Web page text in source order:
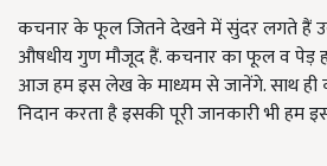
कचनार के फूल जितने देखने में सुंदर लगते हैं
औषधीय गुण मौजूद हैं. कचनार का फूल व पेड़
आज हम इस लेख के माध्यम से जानेंगे. साथ ही
निदान करता है इसकी पूरी जानकारी भी